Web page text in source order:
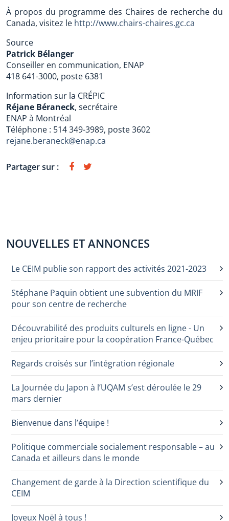
À propos du programme des Chaires de recherche du
Canada, visitez le http://www.chairs-chaires.gc.ca
Source
Patrick Bélanger
Conseiller en communication, ENAP
418 641-3000, poste 6381
Information sur la CRÉPIC
Réjane Béraneck, secrétaire
ENAP à Montréal
Téléphone : 514 349-3989, poste 3602
rejane.beraneck@enap.ca
Partager sur :
NOUVELLES ET ANNONCES
Le CEIM publie son rapport des activités 2021-2023
Stéphane Paquin obtient une subvention du MRIF
pour son centre de recherche
Découvrabilité des produits culturels en ligne - Un
enjeu prioritaire pour la coopération France-Québec
Regards croisés sur l’intégration régionale
La Journée du Japon à l’UQAM s’est déroulée le 29
mars dernier
Bienvenue dans l’équipe !
Politique commerciale socialement responsable – au
Canada et ailleurs dans le monde
Changement de garde à la Direction scientifique du
CEIM
Joyeux Noël à tous !